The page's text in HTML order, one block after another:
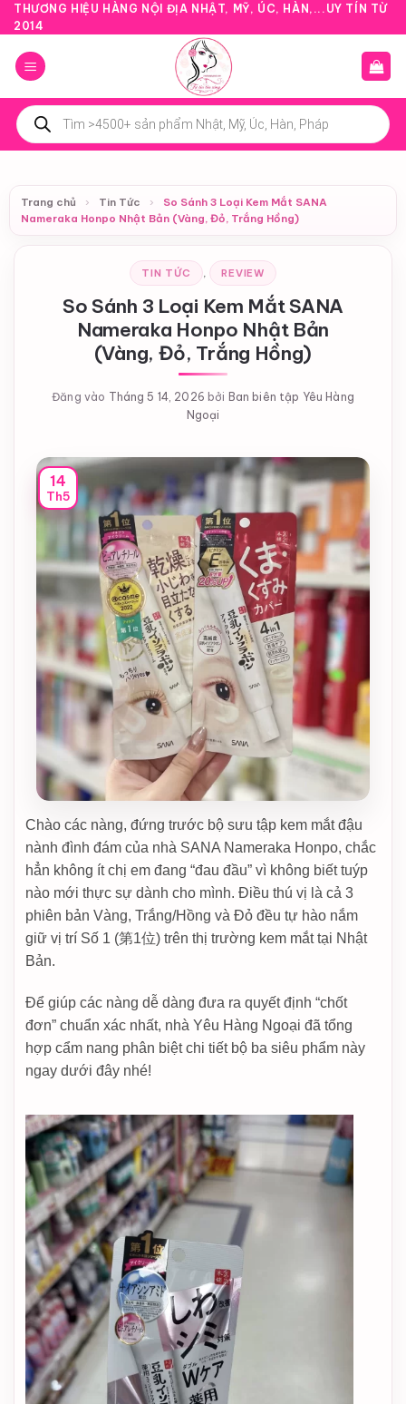
Bỏ
qua
nội
dung
THƯƠNG HIỆU HÀNG NỘI ĐỊA NHẬT, MỸ, ÚC, HÀN,...UY TÍN TỪ
2014
Tìm
kiếm
sản
phẩm
Trang chủ › Tin Tức ›
So Sánh 3 Loại Kem Mắt SANA
Nameraka Honpo Nhật Bản (Vàng, Đỏ, Trắng Hồng)
TIN TỨC , REVIEW
So Sánh 3 Loại Kem Mắt SANA
Nameraka Honpo Nhật Bản
(Vàng, Đỏ, Trắng Hồng)
Đăng vào Tháng 5 14, 2026 bởi Ban biên tập Yêu Hàng
Ngoại
14
Th5
Chào các nàng, đứng trước bộ sưu tập kem mắt đậu
nành đình đám của nhà SANA Nameraka Honpo, chắc
hẳn không ít chị em đang “đau đầu” vì không biết tuýp
nào mới thực sự dành cho mình. Điều thú vị là cả 3
phiên bản Vàng, Trắng/Hồng và Đỏ đều tự hào nắm
giữ vị trí Số 1 (第1位) trên thị trường kem mắt tại Nhật
Bản.
Để giúp các nàng dễ dàng đưa ra quyết định “chốt
đơn” chuẩn xác nhất, nhà Yêu Hàng Ngoại đã tổng
hợp cẩm nang phân biệt chi tiết bộ ba siêu phẩm này
ngay dưới đây nhé!